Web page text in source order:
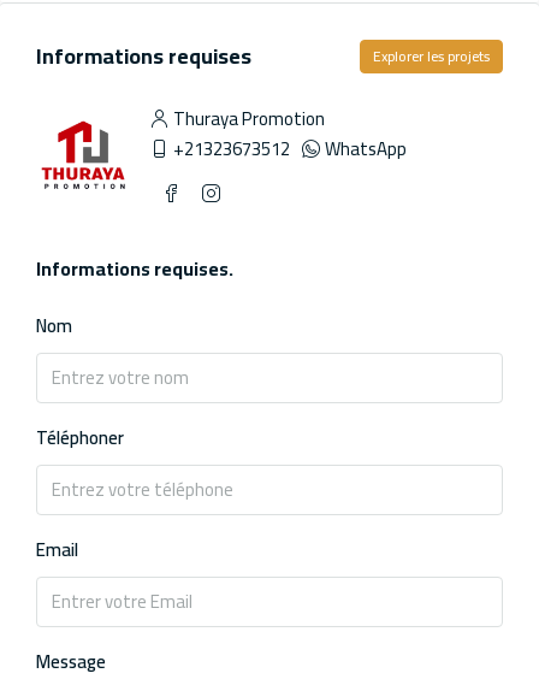
Informations requises Explorer les projets
Thuraya Promotion
+21323673512
WhatsApp
Informations requises.
Nom
Téléphoner
Email
Message